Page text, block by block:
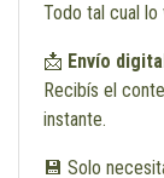
Todo tal cual
📩 Envío
Recibís el
instante.
💾 Solo